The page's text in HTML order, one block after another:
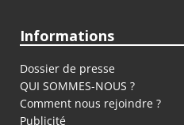
Informations
Dossier de presse
QUI SOMMES-NOUS ?
Comment nous rejoindre ?
Publicité